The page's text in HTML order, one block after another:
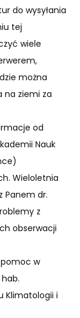
do wysyłania
tej
wiele
można
na ziemi za
od
Nauk
Wieloletnia
Panem dr.
z
obserwacji
w
Klimatologii i